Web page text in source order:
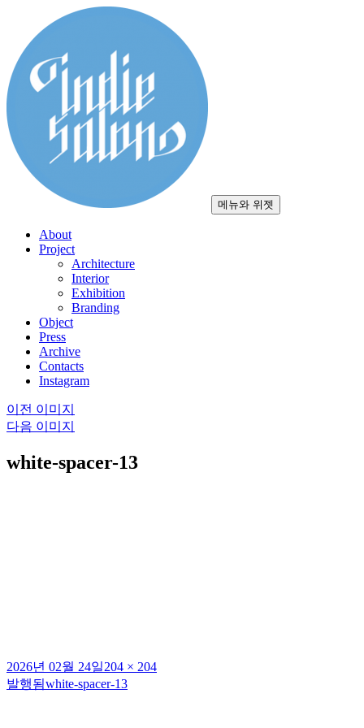
로
건
너
뛰
기
메뉴와 위젯
About
Project
Architecture
Interior
Exhibition
Branding
Object
Press
Archive
Contacts
Instagram
이전 이미지
다음 이미지
white-spacer-13
작
성
2026년 02월 24일전
체
204 × 204
글
발행됨white-spacer-13